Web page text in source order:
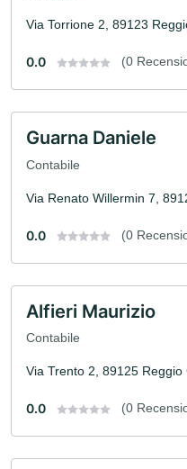
Via Torrione 2, 89123
0.0 (0
Guarna Daniele
Contabile
Via Renato Willermin 7,
0.0 (0
Alfieri Maurizio
Contabile
Via Trento 2, 89125 Reggio
0.0 (0